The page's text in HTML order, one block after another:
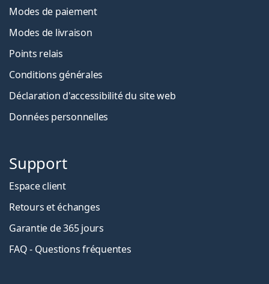
Modes de paiement
Modes de livraison
Points relais
Conditions générales
Déclaration d'accessibilité du site web
Données personnelles
Support
Espace client
Retours et échanges
Garantie de 365 jours
FAQ - Questions fréquentes